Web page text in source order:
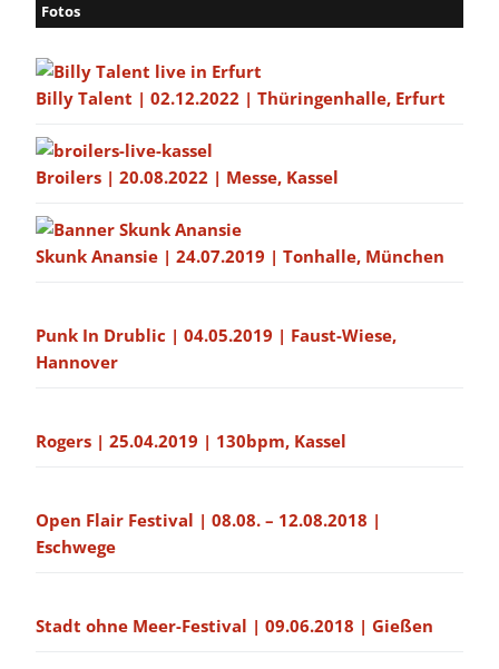
Fotos
Billy Talent | 02.12.2022 | Thüringenhalle, Erfurt
Broilers | 20.08.2022 | Messe, Kassel
Skunk Anansie | 24.07.2019 | Tonhalle, München
Punk In Drublic | 04.05.2019 | Faust-Wiese,
Hannover
Rogers | 25.04.2019 | 130bpm, Kassel
Open Flair Festival | 08.08. – 12.08.2018 |
Eschwege
Stadt ohne Meer-Festival | 09.06.2018 | Gießen